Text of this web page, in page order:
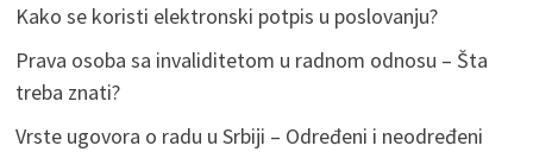
Kako se koristi elektronski potpis u poslovanju?
Prava osoba sa invaliditetom u radnom odnosu – Šta
treba znati?
Vrste ugovora o radu u Srbiji – Određeni i neodređeni